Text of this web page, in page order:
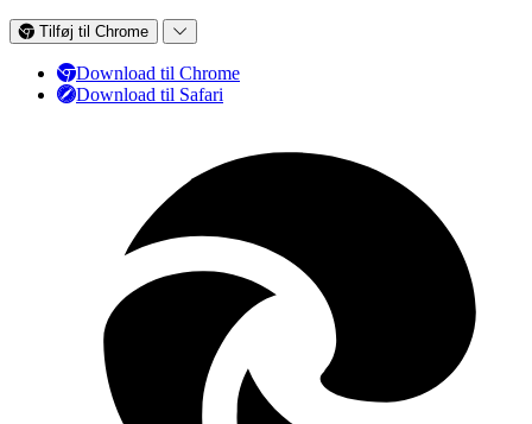
Tilføj til Chrome
Download til Chrome
Download til Safari